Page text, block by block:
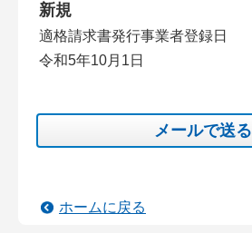
新規
適格請求書発行事業者登録日
令和5年10月1日
メールで送る
ホームに戻る